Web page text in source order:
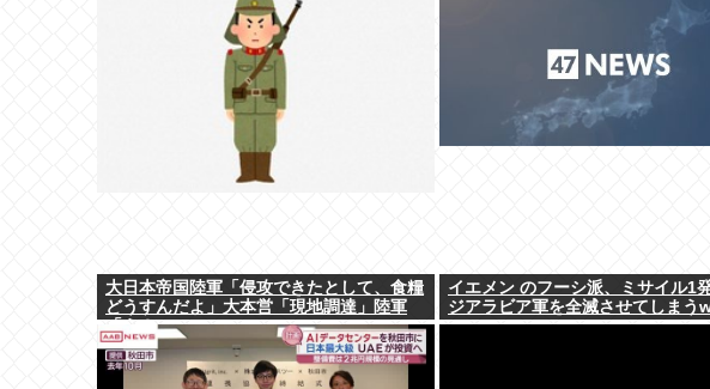
大日本帝国陸軍「侵攻できたとして、食糧
どうすんだよ」大本営「現地調達」陸軍
「え？」
イエメン のフーシ派、ミサイル1
ジアラビア軍を全滅させてしまう